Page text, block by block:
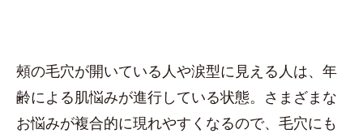
頰の毛穴が開いている人や涙型に見える人は、年
齢による肌悩みが進行している状態。さまざまな
お悩みが複合的に現れやすくなるので、毛穴にも